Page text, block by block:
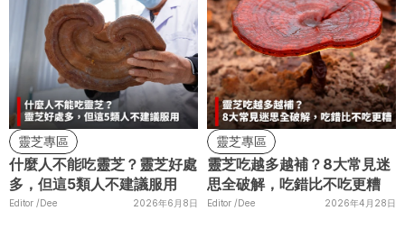
資訊專欄
產品專區
靈芝專區
什麼人不能吃靈芝？靈芝好處
多，但這5類人不建議服用
Editor /Dee 2026年6月8日
靈芝專區
靈芝吃越多越補？8大常見迷
思全破解，吃錯比不吃更糟
Editor /Dee 2026年4月28日